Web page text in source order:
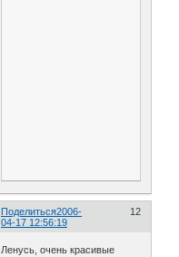
Поделиться 12
2006-
04-17 12:56:19
Ленусь, очень красивые